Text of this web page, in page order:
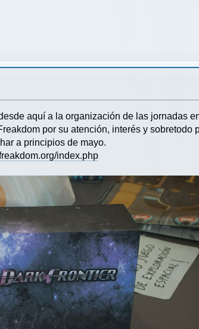
aquí a la organización de las jornadas
por su atención, interés y sobretodo
a principios de mayo.
index.php